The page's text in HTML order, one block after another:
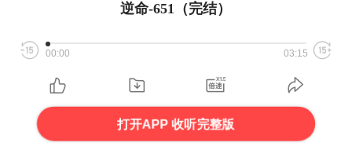
逆命-651（完结）
00:00 03:15
打开APP 收听完整版